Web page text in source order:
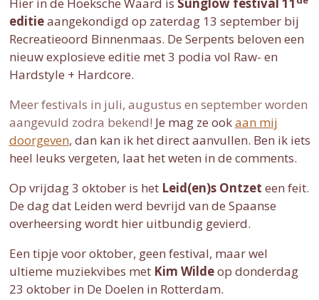
editieaangekondigd op zaterdag 13 september bij
Recreatieoord Binnenmaas. De Serpents beloven een
nieuw explosieve editie met 3 podia vol Raw- en
Hardstyle + Hardcore.
Meer festivals in juli, augustus en september worden
aangevuld zodra bekend! Je mag ze ookaan mij
doorgeven, dan kan ik het direct aanvullen. Ben ik iets
heel leuks vergeten, laat het weten in de comments.
Op vrijdag 3 oktober is het Leid(en)s Ontzet een feit.
De dag dat Leiden werd bevrijd van de Spaanse
overheersing wordt hier uitbundig gevierd.
Een tipje voor oktober, geen festival, maar wel
ultieme muziekvibes met Kim Wildeop donderdag
23 oktober in De Doelen in Rotterdam.